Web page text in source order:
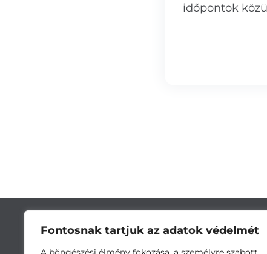
Fontosnak tartjuk az adatok védelmét
időpontok